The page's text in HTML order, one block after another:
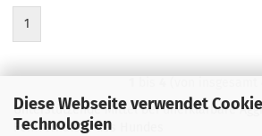
Diese Webseite verwendet
Technologien
1
Unterstützende Mittel bei unerklärbare
Fehlverhalten des Hundes